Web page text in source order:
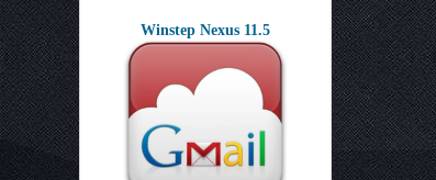
Winstep Nexus 11.5